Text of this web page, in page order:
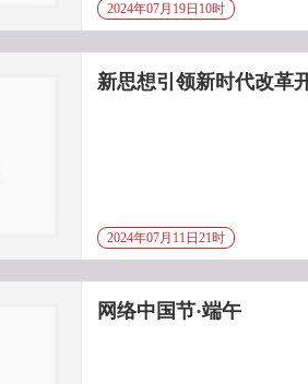
2024年07月19日10时
新思想引领新时代改革
2024年07月11日21时
网络中国节·端午